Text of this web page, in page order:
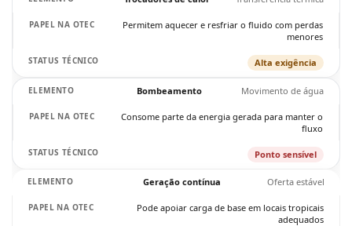
Permitem aquecer e resfriar o fluido com perdas
menores
Alta exigência
Bombeamento Movimento de água
Consome parte da energia gerada para manter o
fluxo
Ponto sensível
Geração contínua Oferta estável
Pode apoiar carga de base em locais tropicais
adequados